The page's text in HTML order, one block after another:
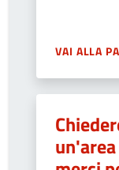
VAI ALLA